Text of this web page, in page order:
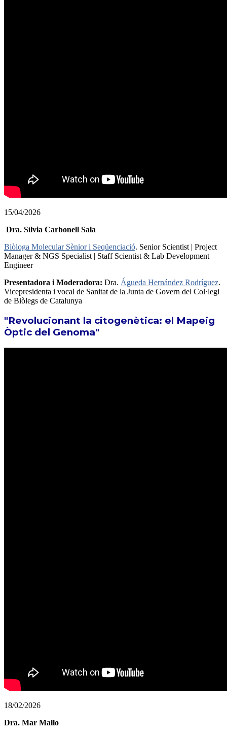
15/04/2026
Dra. Sílvia Carbonell Sala
Biòloga Molecular Sènior i Seqüenciació. Senior Scientist | Project
Manager & NGS Specialist | Staff Scientist & Lab Development
Engineer
Presentadora i Moderadora: Dra. Águeda Hernández Rodríguez.
Vicepresidenta i vocal de Sanitat de la Junta de Govern del Col·legi
de Biòlegs de Catalunya
"Revolucionant la citogenètica: el Mapeig
Òptic del Genoma"
18/02/2026
Dra. Mar Mallo